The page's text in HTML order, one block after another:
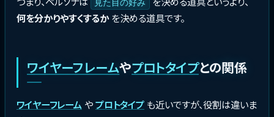
見た目の好み
何を分かりやすくするかを決める道具です。
ワイヤーフレームやプロトタイプとの関係
ワイヤーフレーム や プロトタイプ も近いですが、役割は違いま